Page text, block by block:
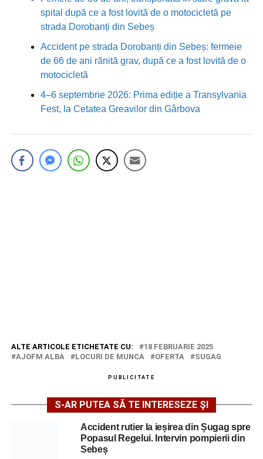
spital după ce a fost lovită de o motocicletă pe
strada Dorobanți din Sebeș
Accident pe strada Dorobanți din Sebeș: fermeie
de 66 de ani rănită grav, după ce a fost lovită de o
motocicletă
4–6 septembrie 2026: Prima ediție a Transylvania
Fest, la Cetatea Greavilor din Gârbova
ALTE ARTICOLE ETICHETATE CU:
18 FEBRUARIE 2025
AJOFM ALBA
LOCURI DE MUNCA OFERTA SUGAG
PUBLICITATE
S-AR PUTEA SĂ TE INTERESEZE ȘI
Accident rutier la ieșirea din Șugag spre
Popasul Regelui. Intervin pompierii din
Sebeș